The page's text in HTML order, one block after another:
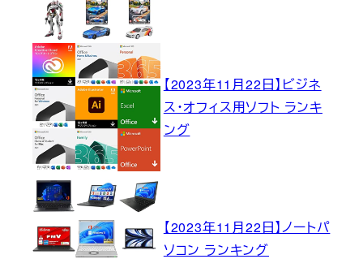
【2023年11月22日】ビジネ
ス・オフィス用ソフト ランキ
ング
【2023年11月22日】ノートパ
ソコン ランキング